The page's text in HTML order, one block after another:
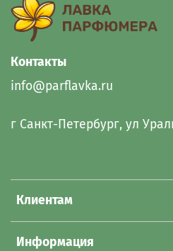
Клиентам
Информация
Контакты
info@parflavka.ru
г Санкт-Петербург, ул